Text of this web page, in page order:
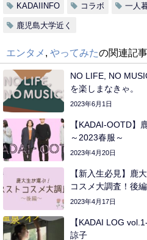
KADAIINFO コラボ 一人
鹿児島大学近く
エンタメ , やってみたの関連記事
NO LIFE, NO
を楽しまなきゃ。
2023年6月1日
【KADAI-OOTD】
～2023春服～
2023年4月20日
【新入生必見】鹿
コスメ大調査！後編
2023年4月17日
【KADAI LOG
諒子